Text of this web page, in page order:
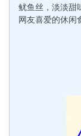
鱿鱼丝，淡淡甜
网友喜爱的休闲